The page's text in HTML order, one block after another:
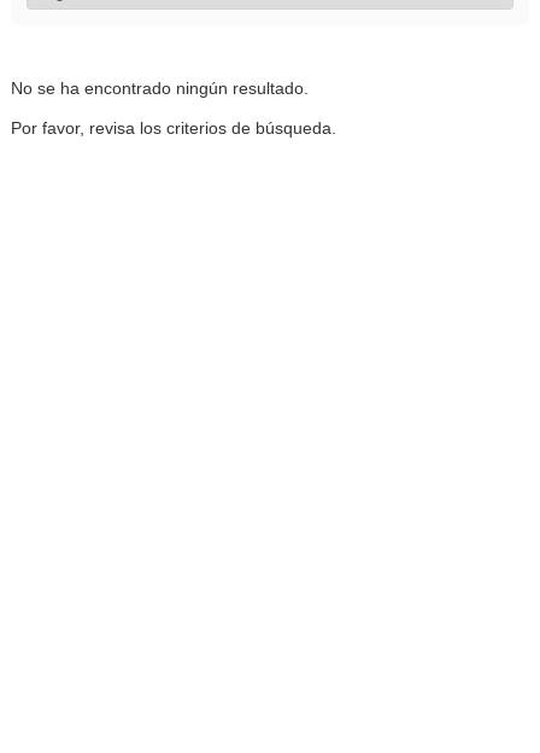
No se ha encontrado ningún resultado.
Por favor, revisa los criterios de búsqueda.